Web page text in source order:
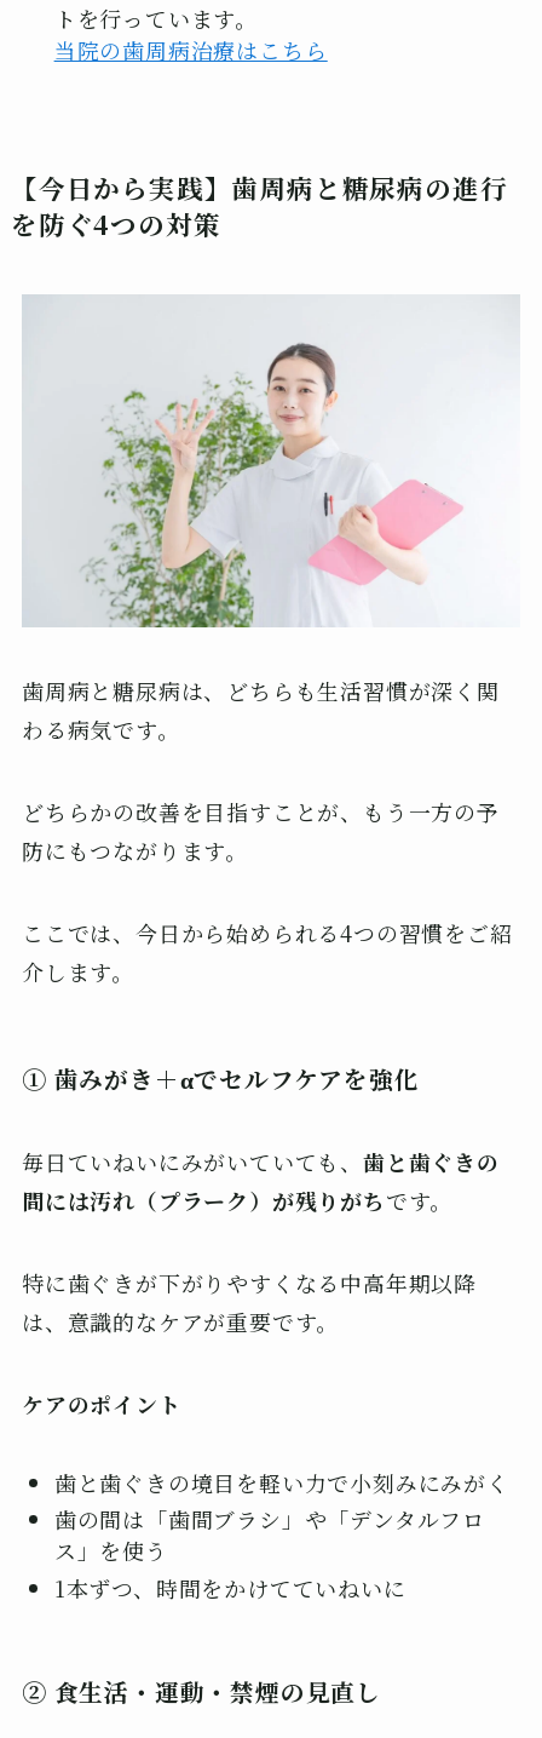
トを行っています。
当院の歯周病治療はこちら
【今日から実践】歯周病と糖尿病の進行
を防ぐ4つの対策
歯周病と糖尿病は、どちらも生活習慣が深く関
わる病気です。
どちらかの改善を目指すことが、もう一方の予
防にもつながります。
ここでは、今日から始められる4つの習慣をご紹
介します。
① 歯みがき＋αでセルフケアを強化
毎日ていねいにみがいていても、歯と歯ぐきの
間には汚れ（プラーク）が残りがちです。
特に歯ぐきが下がりやすくなる中高年期以降
は、意識的なケアが重要です。
ケアのポイント
歯と歯ぐきの境目を軽い力で小刻みにみがく
歯の間は「歯間ブラシ」や「デンタルフロ
ス」を使う
1本ずつ、時間をかけてていねいに
② 食生活・運動・禁煙の見直し